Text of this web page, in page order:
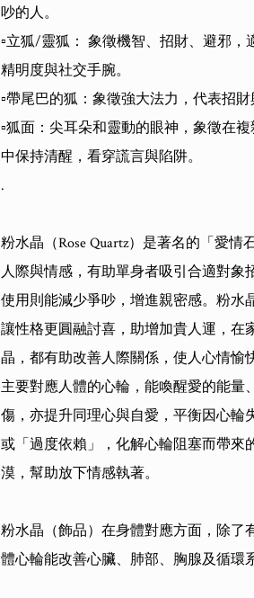
吵的人。
▫️立狐/靈狐： 象徵機智、招財、避邪，
精明度與社交手腕。
▫️帶尾巴的狐：象徵強大法力，代表招財
▫️狐面：尖耳朵和靈動的眼神，象徵在
中保持清醒，看穿謊言與陷阱。
.
粉水晶（Rose Quartz）是著名的「愛情
人際與情感，有助單身者吸引合適對象
使用則能減少爭吵，增進親密感。粉水
讓性格更圓融討喜，助增加貴人運，在
晶，都有助改善人際關係，使人心情愉
主要對應人體的心輪，能喚醒愛的能量
傷，亦提升同理心與自愛，平衡因心輪
或「過度依賴」，化解心輪阻塞而帶來
漠，幫助放下情感執著。
粉水晶（飾品）在身體對應方面，除了
體心輪能改善心臟、肺部、胸腺及循環